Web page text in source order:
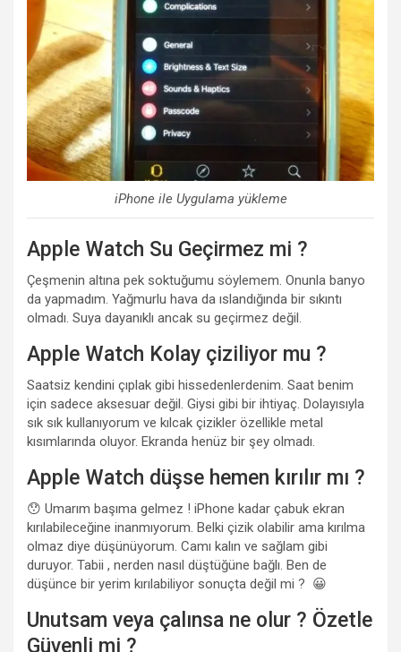
iPhone ile Uygulama yükleme
Apple Watch Su Geçirmez mi ?
Çeşmenin altına pek soktuğumu söylemem. Onunla banyo
da yapmadım. Yağmurlu hava da ıslandığında bir sıkıntı
olmadı. Suya dayanıklı ancak su geçirmez değil.
Apple Watch Kolay çiziliyor mu ?
Saatsiz kendini çıplak gibi hissedenlerdenim. Saat benim
için sadece aksesuar değil. Giysi gibi bir ihtiyaç. Dolayısıyla
sık sık kullanıyorum ve kılcak çizikler özellikle metal
kısımlarında oluyor. Ekranda henüz bir şey olmadı.
Apple Watch düşse hemen kırılır mı ?
😯 Umarım başıma gelmez ! iPhone kadar çabuk ekran
kırılabileceğine inanmıyorum. Belki çizik olabilir ama kırılma
olmaz diye düşünüyorum. Camı kalın ve sağlam gibi
duruyor. Tabii , nerden nasıl düştüğüne bağlı. Ben de
düşünce bir yerim kırılabiliyor sonuçta değil mi ? 😀
Unutsam veya çalınsa ne olur ? Özetle
Güvenli mi ?